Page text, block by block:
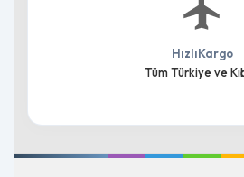
HızlıKargo
Tüm Türkiye ve